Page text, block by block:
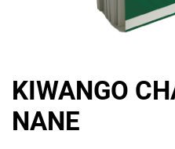
KIWANGO
NANE